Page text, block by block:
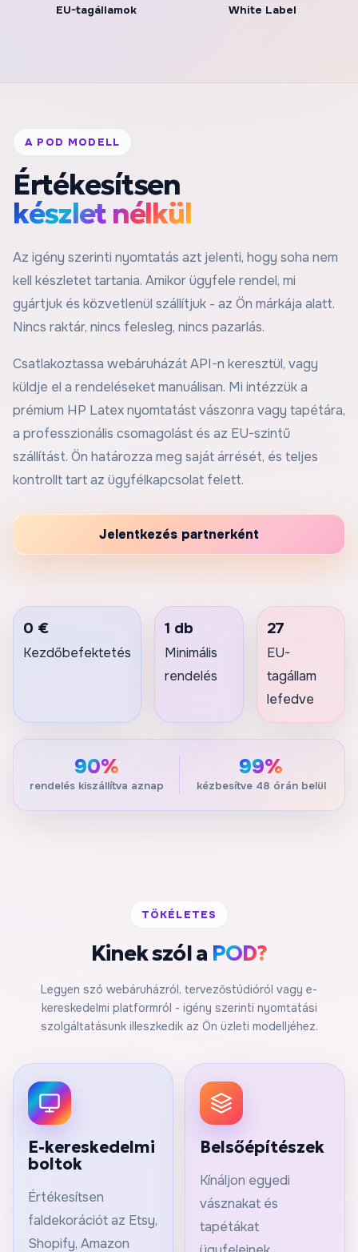
EU-tagállamok White Label
A POD MODELL
Értékesítsen
készlet nélkül
Az igény szerinti nyomtatás azt jelenti, hogy soha nem
kell készletet tartania. Amikor ügyfele rendel, mi
gyártjuk és közvetlenül szállítjuk - az Ön márkája alatt.
Nincs raktár, nincs felesleg, nincs pazarlás.
Csatlakoztassa webáruházát API-n keresztül, vagy
küldje el a rendeléseket manuálisan. Mi intézzük a
prémium HP Latex nyomtatást vászonra vagy tapétára,
a professzionális csomagolást és az EU-szintű
szállítást. Ön határozza meg saját árrését, és teljes
kontrollt tart az ügyfélkapcsolat felett.
Jelentkezés partnerként
0 €
Kezdőbefektetés
1 db
Minimális
rendelés
27
EU-
tagállam
lefedve
90%
rendelés kiszállítva aznap
99%
kézbesítve 48 órán belül
TÖKÉLETES
Kinek szól a POD?
Legyen szó webáruházról, tervezőstúdióról vagy e-
kereskedelmi platformról - igény szerinti nyomtatási
szolgáltatásunk illeszkedik az Ön üzleti modelljéhez.
E-kereskedelmi
boltok
Értékesítsen
faldekorációt az Etsy,
Shopify, Amazon
Belsőépítészek
Kínáljon egyedi
vásznakat és
tapétákat